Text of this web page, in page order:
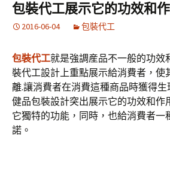
包裝代工展示它的功效和
2016-06-04 包裝代工
包裝代工就是強調産品不一般的功效
裝代工設計上重點展示給消費者，使
離.讓消費者在消費這種商品時獲得
健品包裝設計突出展示它的功效和作
它獨特的功能，同時，也給消費者一
諾。